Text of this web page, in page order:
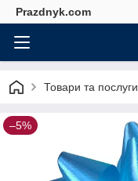
Prazdnyk.com
Товари та послуги
–5%